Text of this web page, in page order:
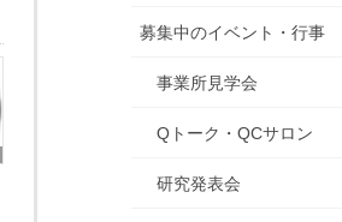
募集中のイベント・行事
事業所見学会
Qトーク・QCサロン
研究発表会